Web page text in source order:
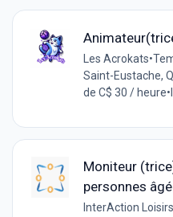
Les Acrokats•
Saint-Eustache,
de C$ 30 / heure•
Moniteur
personnes
InterAction Loisirs